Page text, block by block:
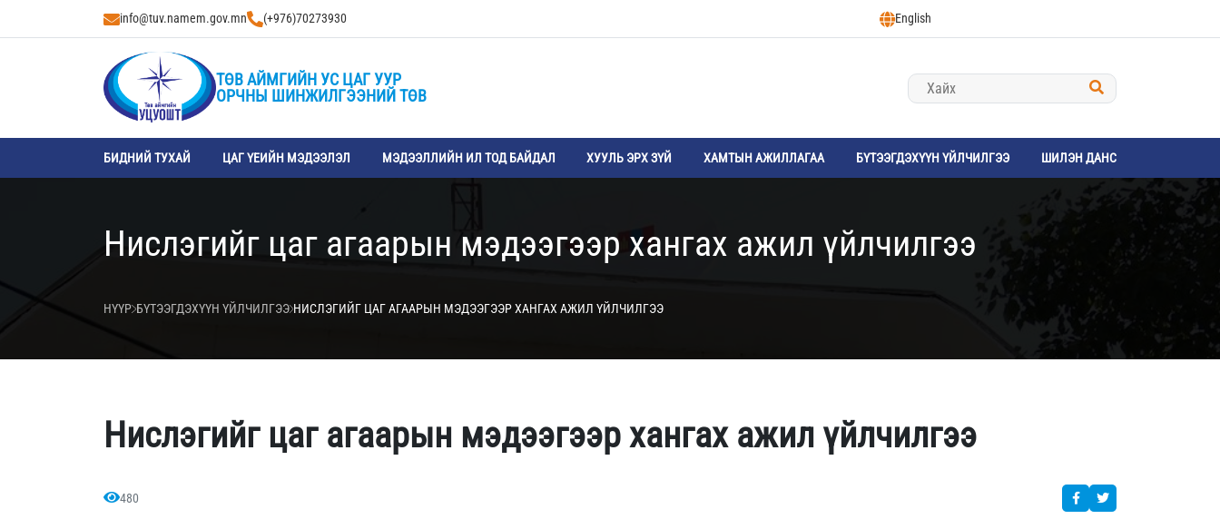
info@tuv.namem.gov.mn (+976)70273930 English
ТӨВ АЙМГИЙН УС ЦАГ УУР
ОРЧНЫ ШИНЖИЛГЭЭНИЙ ТӨВ
БИДНИЙ ТУХАЙ ЦАГ ҮЕИЙН МЭДЭЭЛЭЛ МЭДЭЭЛЛИЙН ИЛ ТОД БАЙДАЛ ХУУЛЬ ЭРХ ЗҮЙ ХАМТЫН АЖИЛЛАГАА БҮТЭЭГДЭХҮҮН ҮЙЛЧИЛГЭЭ ШИЛЭН ДАНС
Нислэгийг цаг агаарын мэдээгээр хангах ажил үйлчилгээ
НҮҮР БҮТЭЭГДЭХҮҮН ҮЙЛЧИЛГЭЭ НИСЛЭГИЙГ ЦАГ АГААРЫН МЭДЭЭГЭЭР ХАНГАХ АЖИЛ ҮЙЛЧИЛГЭЭ
Нислэгийг цаг агаарын мэдээгээр хангах ажил үйлчилгээ
480